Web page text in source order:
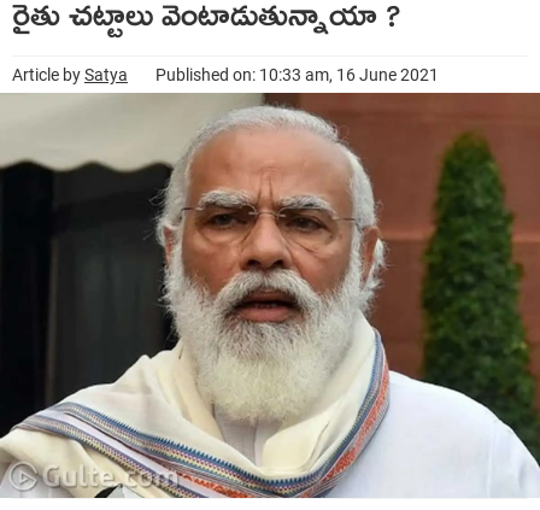
రైతు చట్టాలు వెంటాడుతున్నాయా ?
Article bySatya Published on: 10:33 am, 16 June 2021